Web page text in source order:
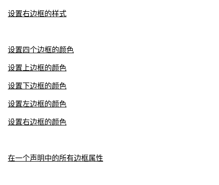
设置右边框的样式
设置四个边框的颜色
设置上边框的颜色
设置下边框的颜色
设置左边框的颜色
设置右边框的颜色
在一个声明中的所有边框属性